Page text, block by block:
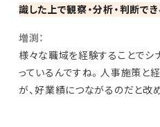
識した上で観察・分析・判断で
増渕：
様々な職域を経験することで
っているんですね。人事施策と
が、好業績につながるのだと改